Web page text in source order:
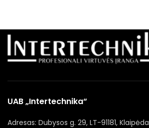
UAB „Intertechnika“
Adresas: Dubysos g. 29, LT-91181, Klaipėda